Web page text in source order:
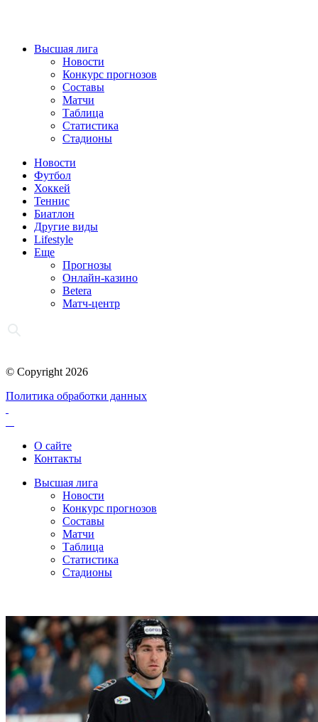
Высшая лига
Новости
Конкурс прогнозов
Составы
Матчи
Таблица
Статистика
Стадионы
Новости
Футбол
Хоккей
Теннис
Биатлон
Другие виды
Lifestyle
Еще
Прогнозы
Онлайн-казино
Betera
Матч-центр
© Copyright 2026
Политика обработки данных
О сайте
Контакты
Высшая лига
Новости
Конкурс прогнозов
Составы
Матчи
Таблица
Статистика
Стадионы